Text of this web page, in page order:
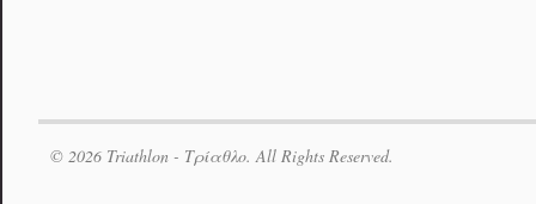
© 2026 Triathlon - Τρίαθλο. All Rights Reserved.